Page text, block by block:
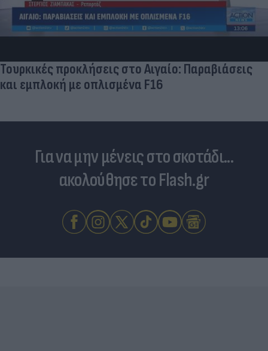
Δέκα εκατομμύρια followers δεν κάνουν λάθος- Η
Ντιλέτα Λεότα με μαγιό έγινε ξανά viral (photos)
Για να μην μένεις στο σκοτάδι...
ακολούθησε το Flash.gr